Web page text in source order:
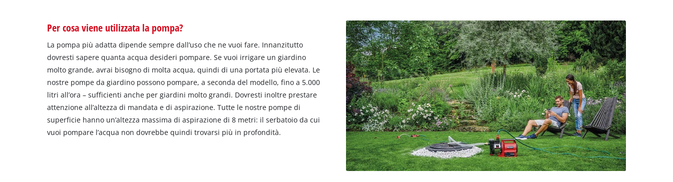
Per cosa viene utilizzata la pompa?
La pompa più adatta dipende sempre dall’uso che ne vuoi fare. Innanzitutto
dovresti sapere quanta acqua desideri pompare. Se vuoi irrigare un giardino
molto grande, avrai bisogno di molta acqua, quindi di una portata più elevata. Le
nostre pompe da giardino possono pompare, a seconda del modello, fino a 5.000
litri all’ora – sufficienti anche per giardini molto grandi. Dovresti inoltre prestare
attenzione all’altezza di mandata e di aspirazione. Tutte le nostre pompe di
superficie hanno un’altezza massima di aspirazione di 8 metri: il serbatoio da cui
vuoi pompare l’acqua non dovrebbe quindi trovarsi più in profondità.